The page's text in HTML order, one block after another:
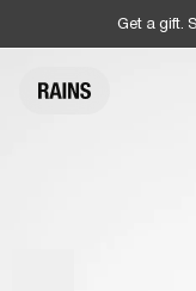
Get a gift.